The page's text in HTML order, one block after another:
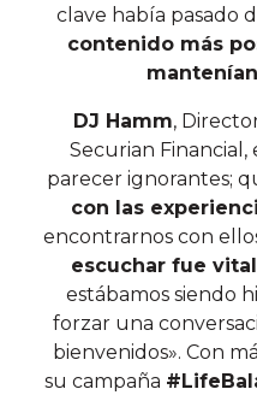
clave había pasado
contenido más
DJ Hamm,
Securian Financial,
parecer ignorantes;
con las
encontrarnos con
escuchar fue vital
estábamos siendo
forzar una
bienvenidos». Con
su campaña